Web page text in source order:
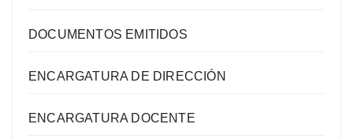
DOCUMENTOS EMITIDOS
ENCARGATURA DE DIRECCIÓN
ENCARGATURA DOCENTE